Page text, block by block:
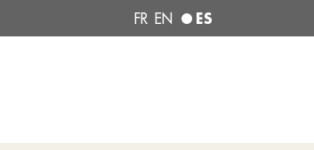
FR EN ES